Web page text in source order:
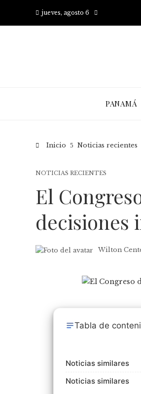
jueves, agosto 6
PANAMÁ
Inicio Noticias recientes
NOTICIAS RECIENTES
El
decisiones
Wilton
Tabla de
Noticias similares
Noticias similares